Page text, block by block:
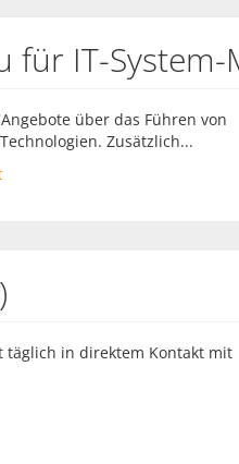
IT-
über das Führen von
Zusätzlich...
in direktem Kontakt mit